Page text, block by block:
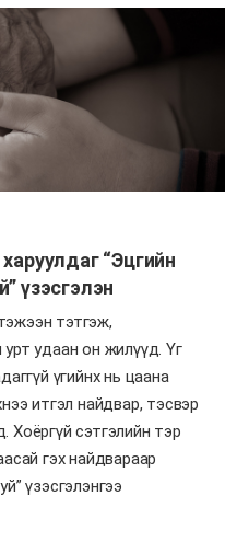
“Эцгийн
үзэсгэлэн
тэтгэж,
урт удаан он жилүүд. Үг
үгийнх нь цаана
итгэл найдвар, тэсвэр
Хоёргүй сэтгэлийн тэр
гэх найдвараар
үзэсгэлэнгээ